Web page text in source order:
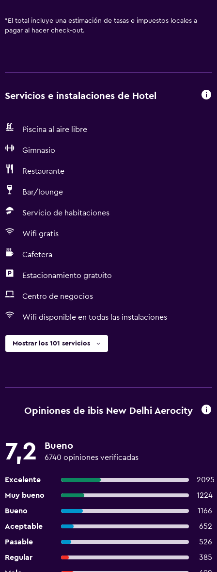
* El total incluye una estimación de tasas e impuestos locales a
pagar al hacer check-out.
Servicios e instalaciones de Hotel
Piscina al aire libre
Gimnasio
Restaurante
Bar/lounge
Servicio de habitaciones
Wifi gratis
Cafetera
Estacionamiento gratuito
Centro de negocios
Wifi disponible en todas las instalaciones
Mostrar los 101 servicios
Opiniones de ibis New Delhi Aerocity
7,2 Bueno
6740 opiniones verificadas
Excelente
2095
Muy bueno
1224
Bueno
1166
Aceptable
652
Pasable
526
Regular
385